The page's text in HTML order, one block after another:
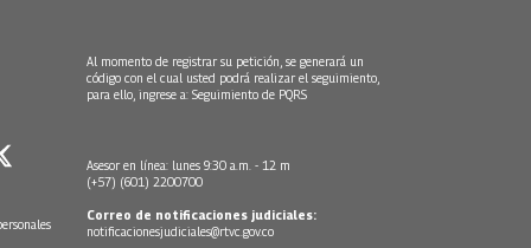
Al momento de registrar su petición, se generará un
código con el cual usted podrá realizar el seguimiento,
para ello, ingrese a: Seguimiento de PQRS
Asesor en línea: lunes 9:30 a.m. - 12 m
(+57) (601) 2200700
Correo de notificaciones judiciales:
notificacionesjudiciales@rtvc.gov.co